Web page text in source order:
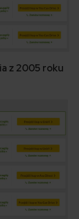
z 2005 roku